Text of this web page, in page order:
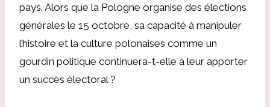
pays. Alors que la Pologne organise des élections
générales le 15 octobre, sa capacité à manipuler
l’histoire et la culture polonaises comme un
gourdin politique continuera-t-elle à leur apporter
un succès électoral ?